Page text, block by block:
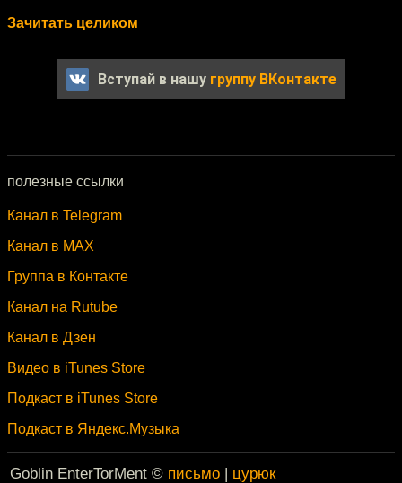
Зачитать целиком
Вступай в нашу группу ВКонтакте
полезные ссылки
Канал в Telegram
Канал в MAX
Группа в Контакте
Канал на Rutube
Канал в Дзен
Видео в iTunes Store
Подкаст в iTunes Store
Подкаст в Яндекс.Музыка
Goblin EnterTorMent © письмо | цурюк